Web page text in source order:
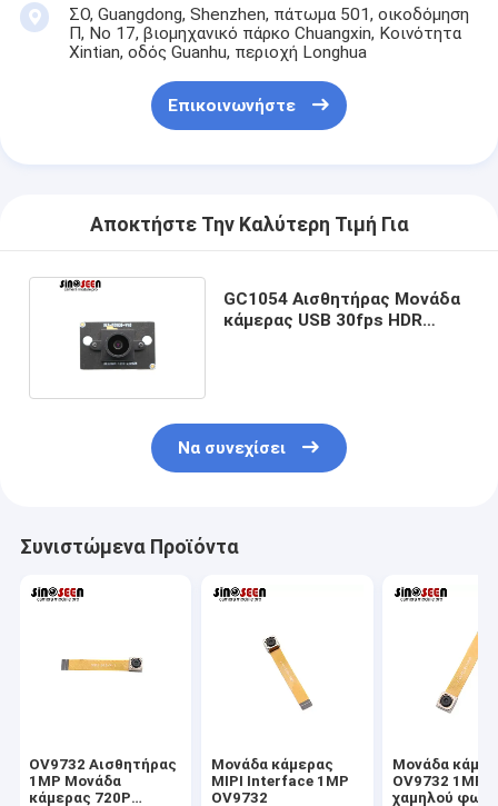
ΣΟ, Guangdong, Shenzhen, πάτωμα 501, οικοδόμηση
Π, Νο 17, βιομηχανικό πάρκο Chuangxin, Κοινότητα
Xintian, οδός Guanhu, περιοχή Longhua
Επικοινωνήστε
Αποκτήστε Την Καλύτερη Τιμή Για
GC1054 Αισθητήρας Μονάδα
κάμερας USB 30fps HDR
Να συνεχίσει
Συνιστώμενα Προϊόντα
OV9732 Αισθητήρας
1MP Μονάδα
κάμερας 720P
Μονάδα κάμερας
MIPI Interface 1MP
OV9732
Μονάδα
OV9732 1MP
χαμηλού